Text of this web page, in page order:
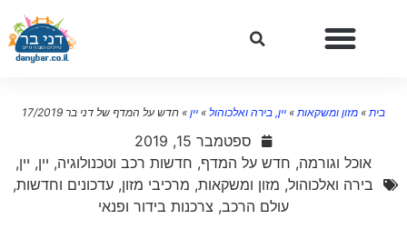
»מזון ומשקאות»יין, בירה ואלכוהול»יין »חדש על המדף של דני בר 17/2019
ספטמבר 15, 2019
אוכל וגורמה,חדש על המדף,חדשות רכב וטכנולוגיה,יין,יין,
בירה ואלכוהול,מזון ומשקאות,מרכיבי מזון,עדכונים וחדשות,
עולם הרכב,צרכנות בידור ופנאי